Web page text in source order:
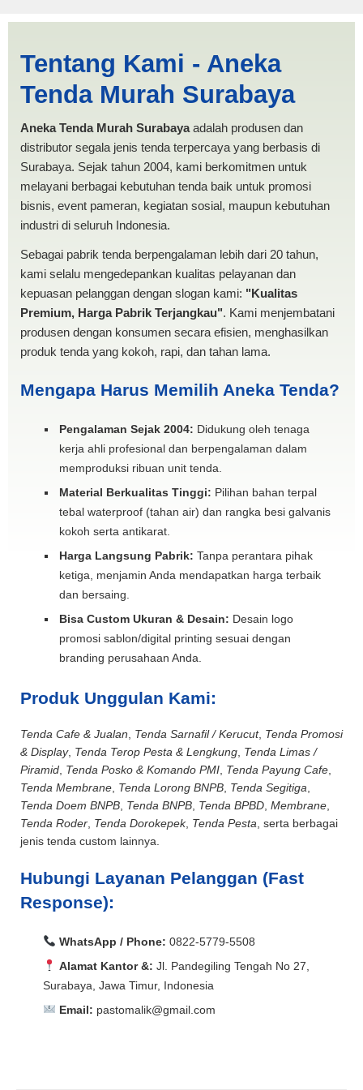
PRODUKSI ANEKA TENDA
MURAH
Tentang Kami - Aneka
Tenda Murah Surabaya
Aneka Tenda Murah Surabayaadalah produsen dan
distributor segala jenis tenda terpercaya yang berbasis di
Surabaya. Sejak tahun 2004, kami berkomitmen untuk
melayani berbagai kebutuhan tenda baik untuk promosi
bisnis, event pameran, kegiatan sosial, maupun kebutuhan
industri di seluruh Indonesia.
Sebagai pabrik tenda berpengalaman lebih dari 20 tahun,
kami selalu mengedepankan kualitas pelayanan dan
kepuasan pelanggan dengan slogan kami: "Kualitas
Premium, Harga Pabrik Terjangkau". Kami menjembatani
produsen dengan konsumen secara efisien, menghasilkan
produk tenda yang kokoh, rapi, dan tahan lama.
Mengapa Harus Memilih Aneka Tenda?
Pengalaman Sejak 2004: Didukung oleh tenaga
kerja ahli profesional dan berpengalaman dalam
memproduksi ribuan unit tenda.
Material Berkualitas Tinggi: Pilihan bahan terpal
tebal waterproof (tahan air) dan rangka besi galvanis
kokoh serta antikarat.
Harga Langsung Pabrik: Tanpa perantara pihak
ketiga, menjamin Anda mendapatkan harga terbaik
dan bersaing.
Bisa Custom Ukuran & Desain: Desain logo
promosi sablon/digital printing sesuai dengan
branding perusahaan Anda.
Produk Unggulan Kami:
Tenda Cafe & Jualan Tenda Sarnafil / Kerucut, Tenda Promosi
& Display, Tenda Terop Pesta & Lengkung Tenda Limas /
Piramid Tenda Posko & Komando PMI Tenda Payung Cafe
Tenda Membrane Tenda Lorong BNPB Tenda Segitiga
Tenda Doem BNPB Tenda BNPB Tenda BPBD Membrane
Tenda Roder Tenda Dorokepek, Tenda Pesta , serta berbagai
jenis tenda custom lainnya.
Hubungi Layanan Pelanggan (Fast
Response):
WhatsApp / Phone: 0822-5779-5508
Alamat Kantor &: Jl. Pandegiling Tengah No 27,
Surabaya, Jawa Timur, Indonesia
Email: pastomalik@gmail.com